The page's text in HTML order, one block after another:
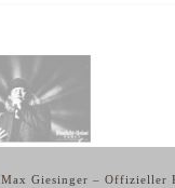
Max Giesinger – Offizieller